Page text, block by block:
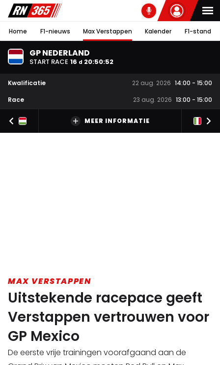
Home F1-nieuws Max Verstappen Kalender F1-stand
GP NEDERLAND
START RACE 16 d 20:50:52
Kwalificatie 22 aug. 2026 14:00 - 15:00
Race
23 aug. 2026 13:00 - 15:00
MEER INFORMATIE
MAX VERSTAPPEN
Uitstekende racepace geeft
Verstappen vertrouwen voor
GP Mexico
De eerste vrije trainingen voorafgaand aan de